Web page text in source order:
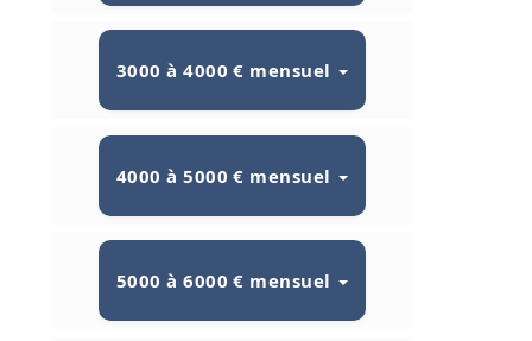
3000 à 4000 € mensuel
4000 à 5000 € mensuel
5000 à 6000 € mensuel